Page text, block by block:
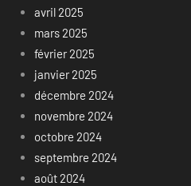
avril 2025
mars 2025
février 2025
janvier 2025
décembre 2024
novembre 2024
octobre 2024
septembre 2024
août 2024